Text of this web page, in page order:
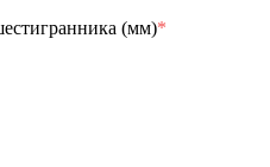
(мм)*